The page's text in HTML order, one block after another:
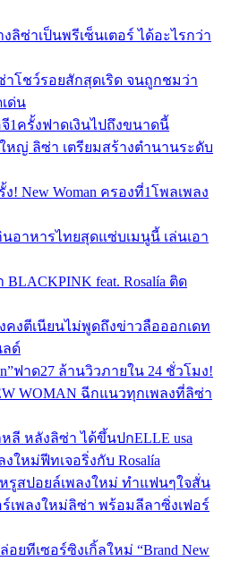
ลิซ่าเป็นพรีเซ็นเตอร์ ได้อะไรกว่า
โชว์รอยสักสุดเริด จนถูกชมว่า
ด่น
1ครั้งฟาดเงินไปถึงขนาดนี้
หญ่ ลิซ่า เตรียมสร้างตำนานระดับ
New Woman ครองที่1โพลเพลง
อาหารไทยสุดแซ่บเมนูนี้ เล่นเอา
BLACKPINK feat. Rosalía ติด
คงตีเนียนไม่พูดถึงข่าวลือออกเดท
ลด์
ฟาด27 ล้านวิวภายใน 24 ชั่วโมง!
WOMAN ฉีกแนวทุกเพลงที่ลิซ่า
ลี หลังลิซ่า ได้ขึ้นปกELLE usa
ใหม่ฟีทเจอริ่งกับ Rosalía
รูสปอยล์เพลงใหม่ ทำแฟนๆใจสั่น
เพลงใหม่ลิซ่า พร้อมลีลาซิ่งเฟอร์
ยทีเซอร์ซิงเกิ้ลใหม่ “Brand New